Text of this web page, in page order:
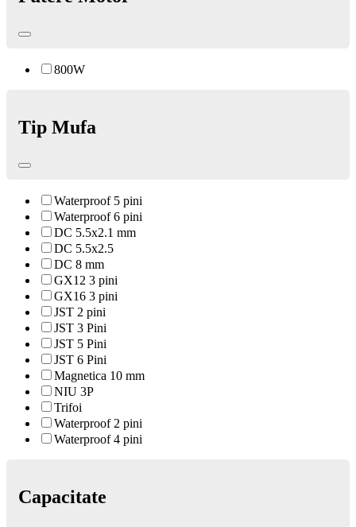
800W
Tip Mufa
Waterproof 5 pini
Waterproof 6 pini
DC 5.5x2.1 mm
DC 5.5x2.5
DC 8 mm
GX12 3 pini
GX16 3 pini
JST 2 pini
JST 3 Pini
JST 5 Pini
JST 6 Pini
Magnetica 10 mm
NIU 3P
Trifoi
Waterproof 2 pini
Waterproof 4 pini
Capacitate